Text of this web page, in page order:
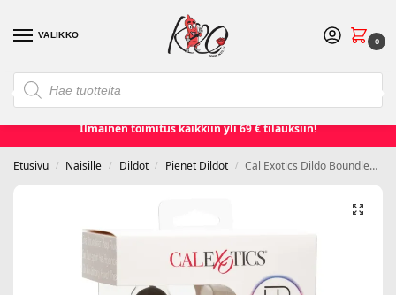
VALIKKO
0
❮ Etusivu Seksilelut ja seksivälineet Miehille❯
Ilmainen toimitus kaikkiin yli 69 € tilauksiin!
Etusivu / Naisille / Dildot / Pienet Dildot / Cal Exotics Dildo Boundless Billy 12cm